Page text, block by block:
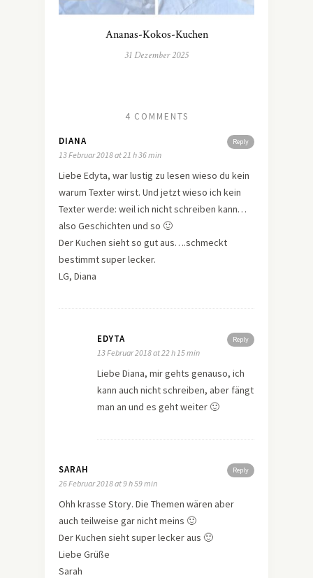
Ananas-Kokos-Kuchen
31 Dezember 2025
4 COMMENTS
Reply
DIANA
13 Februar 2018 at 21 h 36 min
Liebe Edyta, war lustig zu lesen wieso du kein
warum Texter wirst. Und jetzt wieso ich kein
Texter werde: weil ich nicht schreiben kann…
also Geschichten und so 🙂
Der Kuchen sieht so gut aus….schmeckt
bestimmt super lecker.
LG, Diana
Reply
EDYTA
13 Februar 2018 at 22 h 15 min
Liebe Diana, mir gehts genauso, ich
kann auch nicht schreiben, aber fängt
man an und es geht weiter 🙂
Reply
SARAH
26 Februar 2018 at 9 h 59 min
Ohh krasse Story. Die Themen wären aber
auch teilweise gar nicht meins 🙂
Der Kuchen sieht super lecker aus 🙂
Liebe Grüße
Sarah